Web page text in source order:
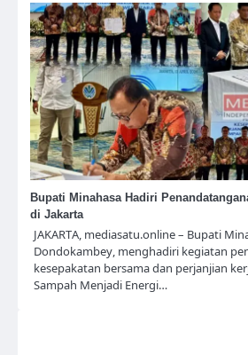
Bupati Minahasa Hadiri
di Jakarta
JAKARTA, mediasatu.online – Bupati
Dondokambey, menghadiri kegiatan
kesepakatan bersama dan perjanjian
Sampah Menjadi Energi…